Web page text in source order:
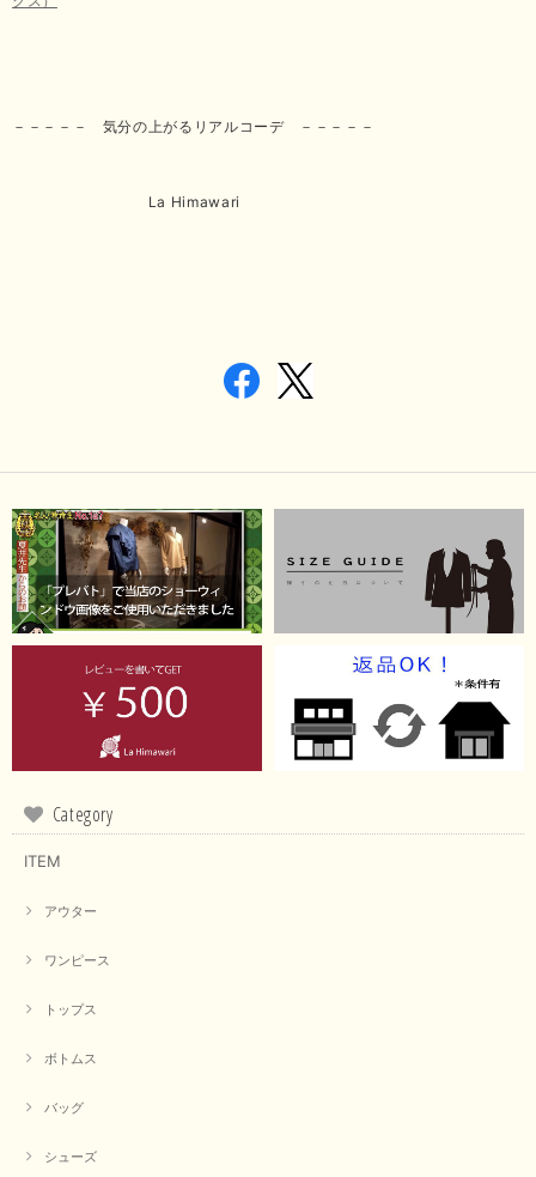
－－－－－ 気分の上がるリアルコーデ －－－－－
La Himawari
Category
ITEM
アウター
ワンピース
トップス
ボトムス
バッグ
シューズ